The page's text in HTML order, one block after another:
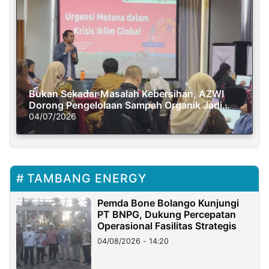
Bukan Sekadar Masalah Kebersihan, AZWI
Dorong Pengelolaan Sampah Organik Jadi
Solusi Krisis Iklim
04/07/2026
TAMBANG ENERGY
Pemda Bone Bolango Kunjungi
PT BNPG, Dukung Percepatan
Operasional Fasilitas Strategis
04/08/2026 - 14:20